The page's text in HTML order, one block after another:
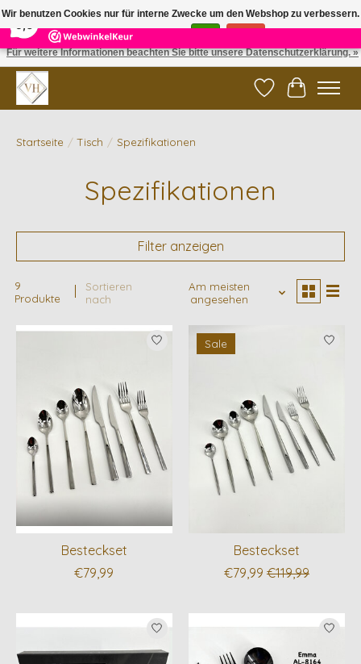
5 Reviews ×
✓ Gratis verzending vanaf €200 | ✓ 14 dagen retourneren
Wunschzettel
Ihr
Startseite / Tisch / Spezifikationen
Spezifikationen
Filter anzeigen
9
Produkte
Sortieren
nach
Am meisten
angesehen
Besteckset
€79,99
Sale
Besteckset
€79,99 €119,99
Wir benutzen Cookies nur für interne Zwecke um den Webshop zu verbessern.
Ist das in Ordnung?
Für weitere Informationen beachten Sie bitte unsere Datenschutzerklärung. »